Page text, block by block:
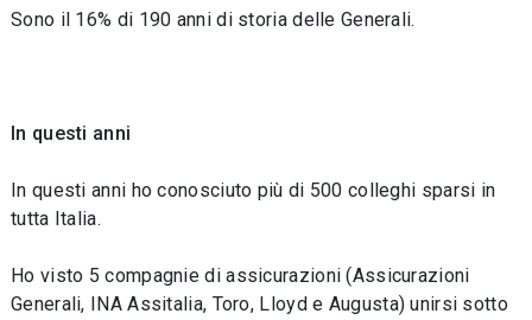
Sono il 16% di 190 anni di storia delle Generali.
In questi anni
In questi anni ho conosciuto più di 500 colleghi sparsi in
tutta Italia.
Ho visto 5 compagnie di assicurazioni (Assicurazioni
Generali, INA Assitalia, Toro, Lloyd e Augusta) unirsi sotto